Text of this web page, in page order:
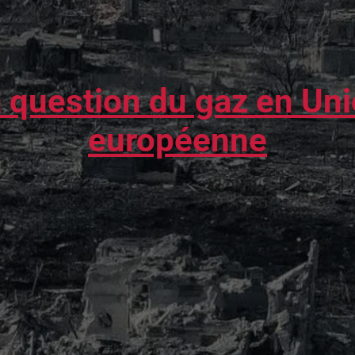
question du gaz en
européenne